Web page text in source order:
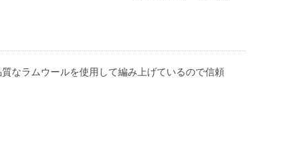
なラムウールを使用して編み上げているので信頼